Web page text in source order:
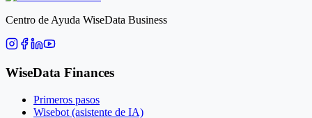
Centro de Ayuda WiseData Business
WiseData Finances
Primeros pasos
Wisebot (asistente de IA)